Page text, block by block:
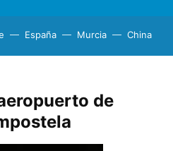
España Murcia China
de